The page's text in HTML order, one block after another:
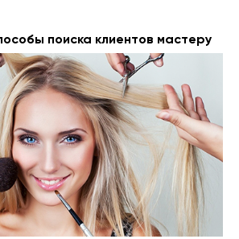
поиска клиентов мастеру